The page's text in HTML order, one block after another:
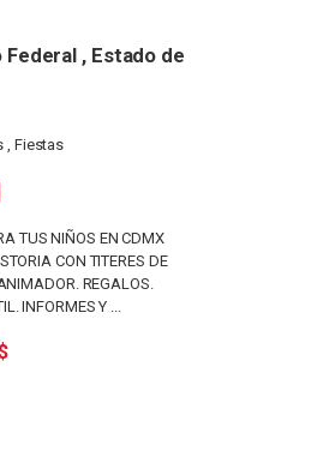
, Estado de
, Fiestas
TUS NIÑOS EN CDMX
CON TITERES DE
REGALOS.
INFORMES Y ...